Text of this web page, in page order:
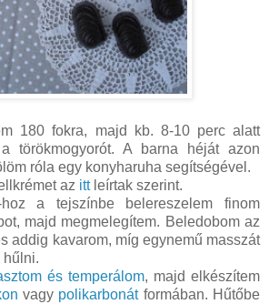
180 fokra, majd kb. 8-10 perc alatt
törökmogyorót. A barna héját azon
róla egy konyharuha segítségével.
az ittleírtak szerint.
hoz a tejszínbe belereszelem finom
majd megmelegítem. Beledobom az
addig kavarom, míg egynemű masszát
hűlni.
és temperálom, majd elkészítem
vagy polikarbonátformában. Hűtőbe